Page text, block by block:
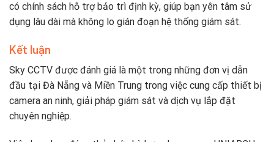
có chính sách hỗ trợbảo trì định kỳ, giúp bạn yên tâm sử
dụng lâu dài mà không lo gián đoạn hệ thống giám sát.
Kết luận
Sky CCTV được đánh giá là một trong những đơn vị dẫn
đầu tại Đà Nẵng và Miền Trung trong việc cung cấp thiết bị
camera an ninh, giải pháp giám sát và dịch vụ lắp đặt
chuyên nghiệp.